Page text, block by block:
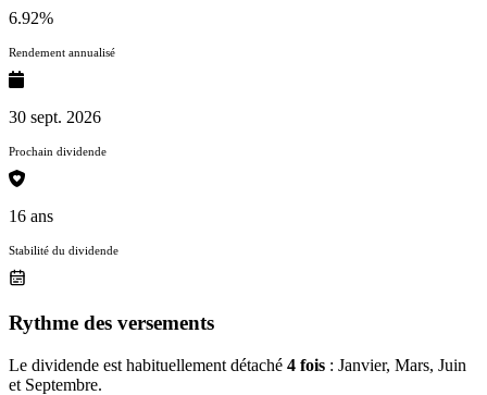
6.92%
Rendement annualisé
30 sept. 2026
Prochain dividende
16 ans
Stabilité du dividende
Rythme des versements
Le dividende est habituellement détaché 4 fois : Janvier, Mars, Juin
et Septembre.